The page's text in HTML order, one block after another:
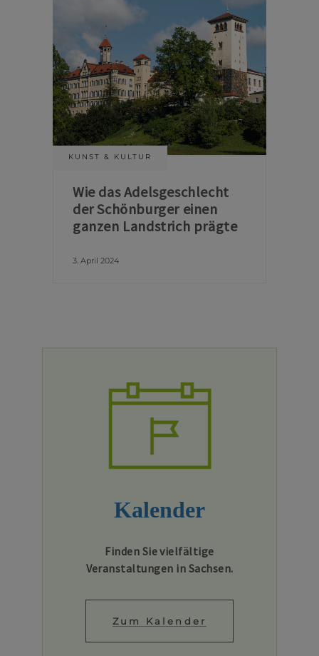
KUNST & KULTUR
Wie das Adelsgeschlecht
der Schönburger einen
ganzen Landstrich prägte
3. April 2024
Kalender
Finden Sie vielfältige
Veranstaltungen in Sachsen.
Zum Kalender